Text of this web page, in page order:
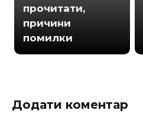
прочитати,
причини
помилки
Додати коментар